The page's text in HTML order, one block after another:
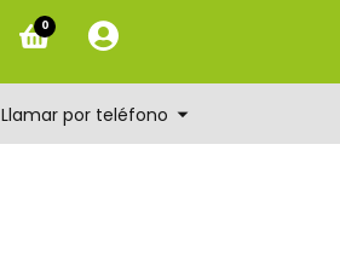
0
Llamar por teléfono